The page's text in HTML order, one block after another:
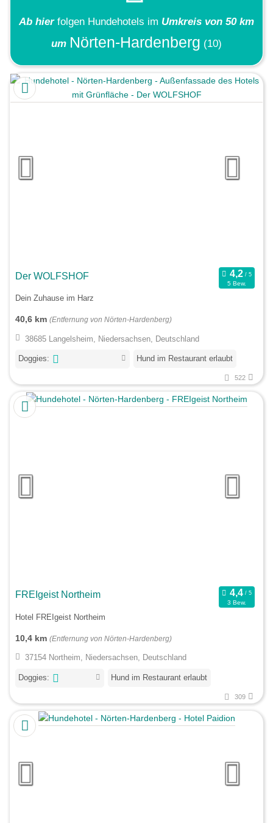
Ab hier folgen Hundehotels im Umkreis von 50 km
um Nörten-Hardenberg (10)
Der WOLFSHOF
5 Bew.
Dein Zuhause im Harz
40,6 km (Entfernung von Nörten-Hardenberg)
38685 Langelsheim, Niedersachsen, Deutschland
Doggies: Hund im Restaurant erlaubt
522
FREIgeist Northeim
3 Bew.
Hotel FREIgeist Northeim
10,4 km (Entfernung von Nörten-Hardenberg)
37154 Northeim, Niedersachsen, Deutschland
Doggies: Hund im Restaurant erlaubt
309